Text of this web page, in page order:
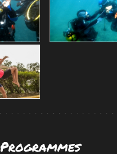
Programmes